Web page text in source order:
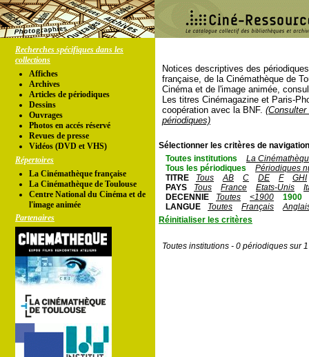
Recherches spécifiques dans les
collections
Affiches
Archives
Articles de périodiques
Dessins
Ouvrages
Photos en accés réservé
Revues de presse
Vidéos (DVD et VHS)
Répertoires
La Cinémathèque française
La Cinémathèque de Toulouse
Centre National du Cinéma et de
l'image animée
Partenaires
Notices descriptives des
française, de la Cinémathèque de
Cinéma et de l'image animée,
Les titres Cinémagazine et Paris-
coopération avec la BNF.
périodiques)
Sélectionner les critères de
Toutes institutions
La
Tous les périodiques
Périodiques
TITRE
Tous AB C DE F
GHI
PAYS
Tous France Etats-Unis
DECENNIE
Toutes <1900
1900
LANGUE
Toutes Français
Réinitialiser les critères
Toutes institutions - 0 périodiques sur